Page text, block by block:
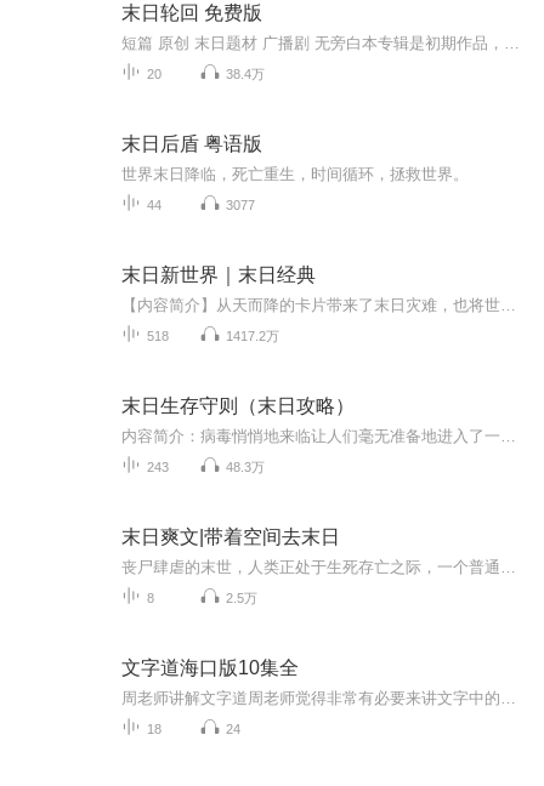
末日轮回 免费版
20 38.4万
末日后盾 粤语版
世界末日降临，死亡重生，时间循环，拯救世界。
44 3077
末日新世界｜末日经典
518 1417.2万
末日生存守则（末日攻略）
243 48.3万
末日爽文|带着空间去末日
8 2.5万
文字道海口版10集全
18 24